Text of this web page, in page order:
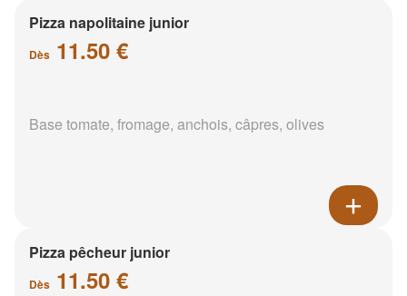
Pizza napolitaine junior
Dès 11.50 €
Base tomate, fromage, anchois, câpres, olives
Pizza pêcheur junior
Dès 11.50 €